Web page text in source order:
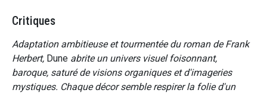
Critiques
Adaptation ambitieuse et tourmentée du roman de Frank
Herbert, Dune abrite un univers visuel foisonnant,
baroque, saturé de visions organiques et d'imageries
mystiques. Chaque décor semble respirer la folie d'un